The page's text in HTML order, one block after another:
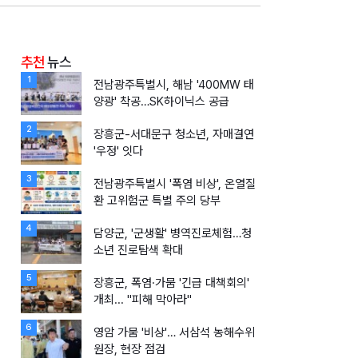
추천뉴스
1
전남광주특별시, 해남 '400MW 태
양광' 착공…SK하이닉스 공급
2
장흥군-서대문구 청소년, 자매결연
'우정' 잇다
3
전남광주특별시 '폭염 비상', 온열질
환 고위험군 특별 주의 당부
4
담양군, '군생활' 병역진로체험…청
소년 진로탐색 확대
5
장흥군, 폭염·가뭄 '긴급 대책회의'
개최... "피해 막아라"
6
영암 가뭄 '비상'… 서삼석 농해수위
원장, 현장 점검